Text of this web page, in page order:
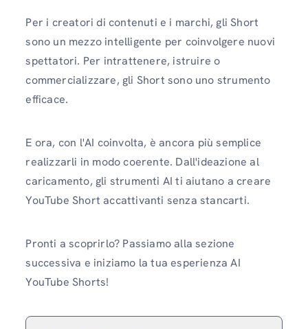
Per i creatori di contenuti e i marchi, gli Short
sono un mezzo intelligente per coinvolgere nuovi
spettatori. Per intrattenere, istruire o
commercializzare, gli Short sono uno strumento
efficace.
E ora, con l'AI coinvolta, è ancora più semplice
realizzarli in modo coerente. Dall'ideazione al
caricamento, gli strumenti AI ti aiutano a creare
YouTube Short accattivanti senza stancarti.
Pronti a scoprirlo? Passiamo alla sezione
successiva e iniziamo la tua esperienza AI
YouTube Shorts!